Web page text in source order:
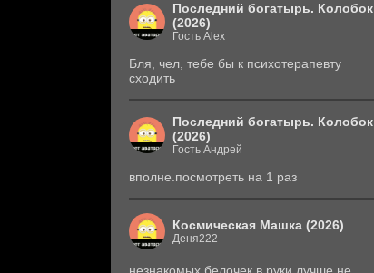
Последний богатырь. Колобок
(2026)
Гость Alex
Бля, чел, тебе бы к психотерапевту
сходить
Последний богатырь. Колобок
(2026)
Гость Андрей
вполне.посмотреть на 1 раз
Космическая Машка (2026)
Деня222